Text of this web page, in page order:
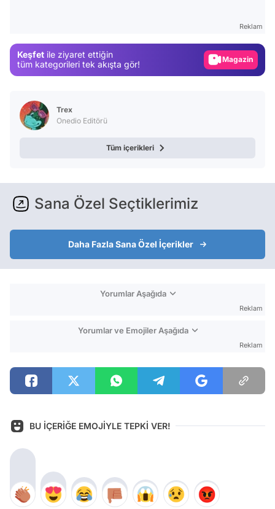
Reklam
Keşfet ile ziyaret ettiğin
tüm kategorileri tek akışta gör!
Video
Trex
Onedio Editörü
Tüm içerikleri
Sana Özel Seçtiklerimiz
Daha Fazla Sana Özel İçerikler
Yorumlar Aşağıda
Reklam
Yorumlar ve Emojiler Aşağıda
Reklam
BU İÇERİĞE EMOJİYLE TEPKİ VER!